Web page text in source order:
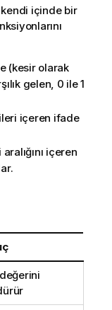
kendi içinde bir
(kesir olarak
gelen, 0 ile 1
içeren ifade
içeren